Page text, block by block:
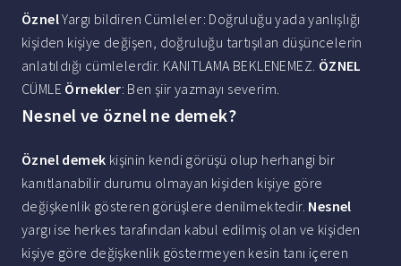
ÖznelYargı bildiren Cümleler: Doğruluğu yada yanlışlığı
kişiden kişiye değişen, doğruluğu tartışılan düşüncelerin
anlatıldığı cümlelerdir. KANITLAMA BEKLENEMEZ. ÖZNEL
CÜMLE Örnekler: Ben şiir yazmayı severim.
Nesnel ve öznel ne demek?
Öznel demek kişinin kendi görüşü olup herhangi bir
kanıtlanabilir durumu olmayan kişiden kişiye göre
değişkenlik gösteren görüşlere denilmektedir. Nesnel
yargı ise herkes tarafından kabul edilmiş olan ve kişiden
kişiye göre değişkenlik göstermeyen kesin tanı içeren